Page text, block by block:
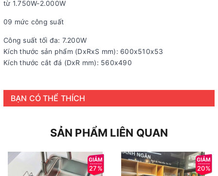
từ 1.750W-2.000W
09 mức công suất
Công suất tối đa: 7.200W
Kích thước sản phẩm (DxRxS mm): 600x510x53
Kích thước cắt đá (DxR mm): 560x490
BẠN CÓ THỂ THÍCH
SẢN PHẨM LIÊN QUAN
27% 20%